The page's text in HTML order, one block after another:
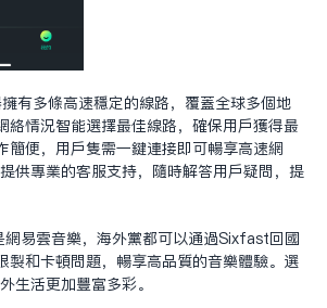
有多条高速稳定的线路，覆盖全球多个地
络情况智能选择最佳线路，确保用户获得最
简便，用户只需一键连接即可畅享高速网
供专业的客服支持，随时解答用户疑问，提
网易云音乐，海外党都可以通过Sixfast回国
制和卡顿问题，畅享高品质的音乐体验。选
生活更加丰富多彩。